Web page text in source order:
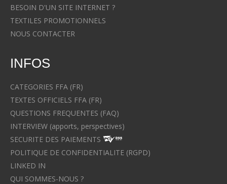
BESOIN D'UN SITE INTERNET ?
TEXTILES PROMOTIONNELS
NOUS CONTACTER
INFOS
CATEGORIES FFA (FR)
TEXTES OFFICIELS FFA (FR)
QUESTIONS FREQUENTES (FAQ)
INTERVIEW (apports, perspectives)
SECURITE DES PAIEMENTS
POLITIQUE DE CONFIDENTIALITE (RGPD)
LINKED IN
QUI SOMMES-NOUS ?